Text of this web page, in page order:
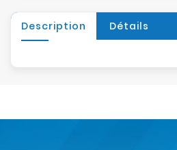
Description Détails